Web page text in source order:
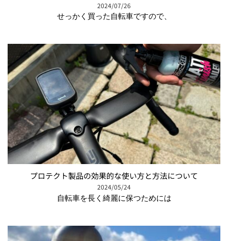
2024/07/26
せっかく買った自転車ですので、
プロテクト製品の効果的な使い方と方法について
2024/05/24
自転車を長く綺麗に保つためには